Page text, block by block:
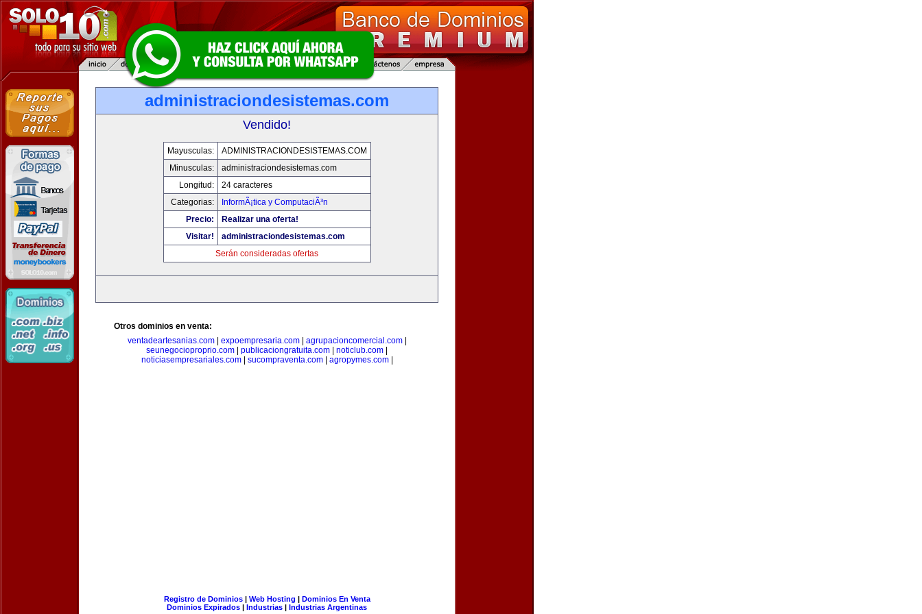
administraciondesistemas.com
Vendido!
Mayusculas:
ADMINISTRACIONDESISTEMAS.COM
Minusculas:
administraciondesistemas.com
Longitud:
24 caracteres
Categorias:
InformÃ¡tica y ComputaciÃ³n
Precio:
Realizar una oferta!
Visitar!
administraciondesistemas.com
Serán consideradas ofertas
Otros dominios en venta:
ventadeartesanias.com| expoempresaria.com| agrupacioncomercial.com|
seunegocioproprio.com
publicaciongratuita.com noticlub.com
noticiasempresariales.com| sucompraventa.com| agropymes.com|
Registro de Dominios| Web Hosting | Dominios En Venta
Dominios Expirados | Industrias | Industrias Argentinas